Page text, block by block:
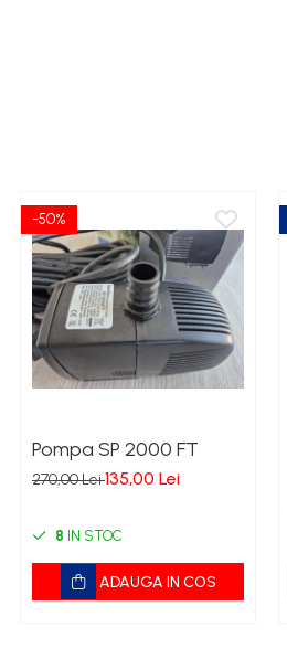
-50%
Pompa SP 2000 FT
270,00 Lei135,00 Lei
8 IN STOC
ADAUGA IN COS